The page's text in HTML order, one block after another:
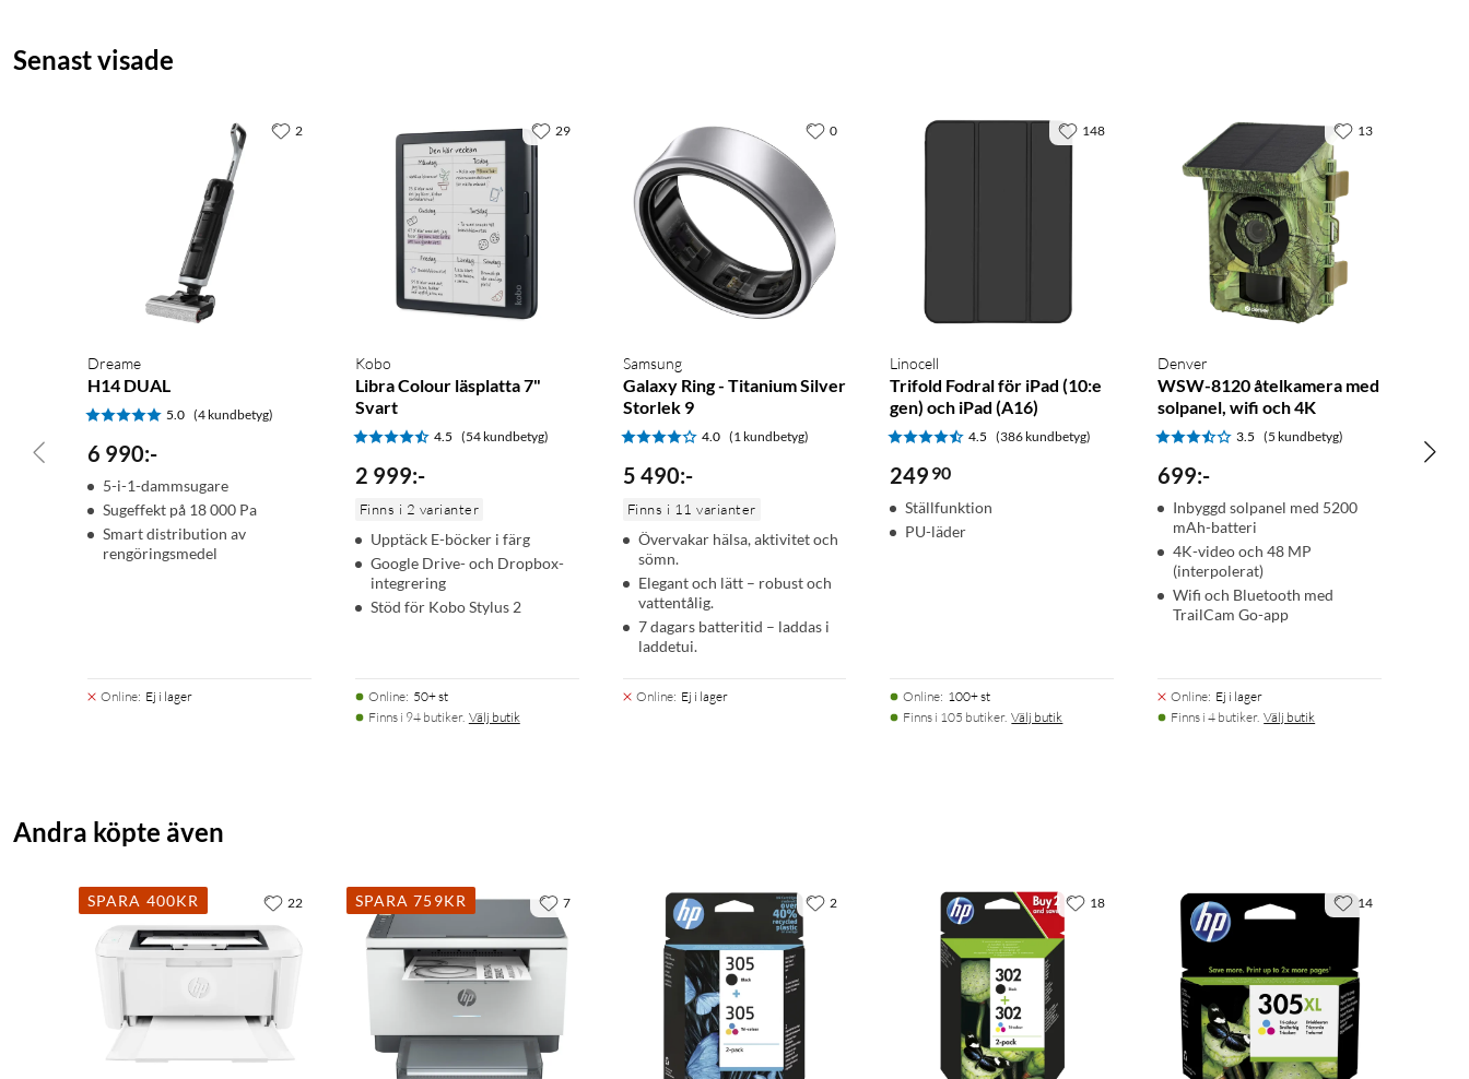
Senast visade
Dreame
H14 DUAL
5.0 (4 kundbetyg)
6 990:-
5-i-1-dammsugare
Sugeffekt på 18 000 Pa
Smart distribution av
rengöringsmedel
Online: Ej i lager
2
Kobo
Libra Colour läsplatta 7"
Svart
4.5 (54 kundbetyg)
2 999:-
Finns i 2 varianter
Upptäck E-böcker i färg
Google Drive- och Dropbox-
integrering
Stöd för Kobo Stylus 2
Online: 50+ st
Finns i 94 butiker. Välj butik
29
Samsung
Galaxy Ring - Titanium Silver
Storlek 9
4.0 (1 kundbetyg)
5 490:-
Finns i 11 varianter
Övervakar hälsa, aktivitet och
sömn.
Elegant och lätt – robust och
vattentålig.
7 dagars batteritid – laddas i
laddetui.
Online: Ej i lager
0
Linocell
Trifold Fodral för iPad (10:e
gen) och iPad (A16)
4.5 (386 kundbetyg)
249 90
Ställfunktion
PU-läder
Online: 100+ st
Finns i 105 butiker. Välj butik
148
Denver
WSW-8120 åtelkamera med
solpanel, wifi och 4K
3.5 (5 kundbetyg)
699:-
Inbyggd solpanel med 5200
mAh-batteri
4K-video och 48 MP
(interpolerat)
Wifi och Bluetooth med
TrailCam Go-app
Online: Ej i lager
Finns i 4 butiker. Välj butik
13
Andra köpte även
SPARA 400KR 22 SPARA 759KR 7 2 18 14